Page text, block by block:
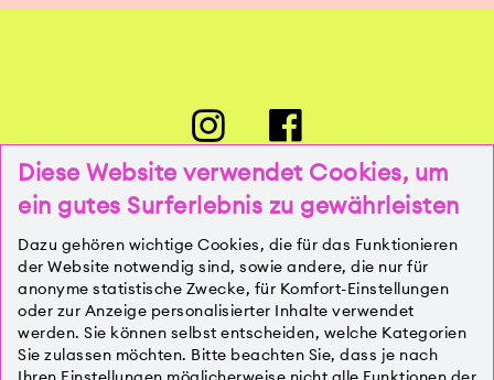
PRESSE
KONTAKT
Diese Website verwendet Cookies, um
ein gutes Surferlebnis zu gewährleisten
Dazu gehören wichtige Cookies, die für das Funktionieren
der Website notwendig sind, sowie andere, die nur für
anonyme statistische Zwecke, für Komfort-Einstellungen
oder zur Anzeige personalisierter Inhalte verwendet
werden. Sie können selbst entscheiden, welche Kategorien
Sie zulassen möchten. Bitte beachten Sie, dass je nach